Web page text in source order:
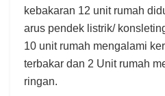
kebakaran 12 unit rumah
arus pendek listrik/
10 unit rumah mengalami
terbakar dan 2 Unit rumah
ringan.